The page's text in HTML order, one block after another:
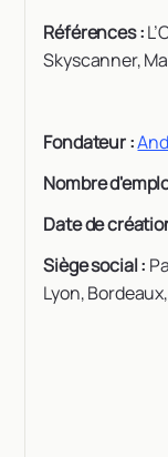
Références :
Skyscanner,
Fondateur :
Nombre
Date de
Siège social :
Lyon,